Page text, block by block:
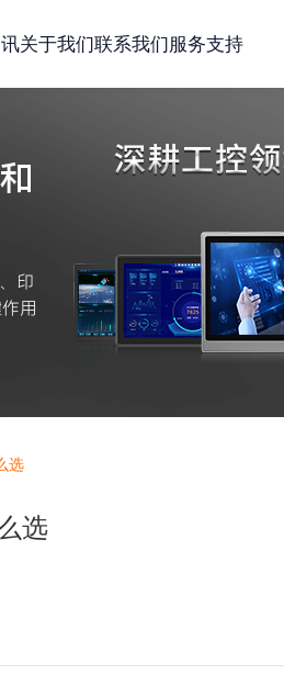
关于我们联系我们服务支持
印
用
选
选